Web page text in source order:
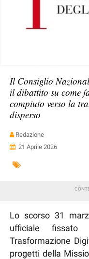
Il Consiglio
il dibattito su come
compiuto verso la
disperso
Redazione
21 Aprile 2026
Lo scorso 31
ufficiale
Trasformazione
progetti della